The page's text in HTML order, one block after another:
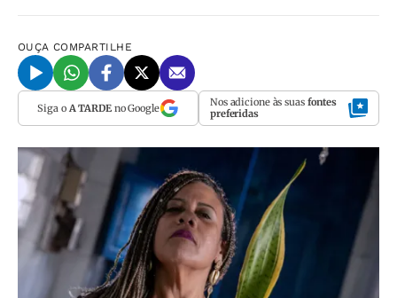
OUÇA COMPARTILHE
Siga o A TARDEno Google Nos adicione às suas fontes
preferidas